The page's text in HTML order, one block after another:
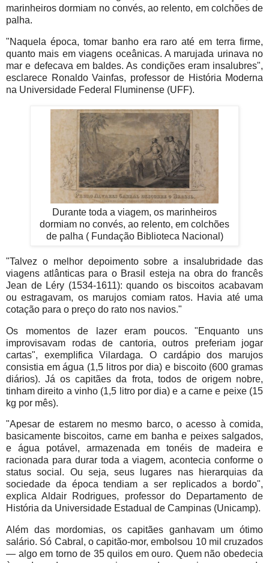
marinheiros dormiam no convés, ao relento, em colchões de
palha.
"Naquela época, tomar banho era raro até em terra firme,
quanto mais em viagens oceânicas. A marujada urinava no
mar e defecava em baldes. As condições eram insalubres",
esclarece Ronaldo Vainfas, professor de História Moderna
na Universidade Federal Fluminense (UFF).
Durante toda a viagem, os marinheiros
dormiam no convés, ao relento, em colchões
de palha ( Fundação Biblioteca Nacional)
"Talvez o melhor depoimento sobre a insalubridade das
viagens atlânticas para o Brasil esteja na obra do francês
Jean de Léry (1534-1611): quando os biscoitos acabavam
ou estragavam, os marujos comiam ratos. Havia até uma
cotação para o preço do rato nos navios."
Os momentos de lazer eram poucos. "Enquanto uns
improvisavam rodas de cantoria, outros preferiam jogar
cartas", exemplifica Vilardaga. O cardápio dos marujos
consistia em água (1,5 litros por dia) e biscoito (600 gramas
diários). Já os capitães da frota, todos de origem nobre,
tinham direito a vinho (1,5 litro por dia) e a carne e peixe (15
kg por mês).
"Apesar de estarem no mesmo barco, o acesso à comida,
basicamente biscoitos, carne em banha e peixes salgados,
e água potável, armazenada em tonéis de madeira e
racionada para durar toda a viagem, acontecia conforme o
status social. Ou seja, seus lugares nas hierarquias da
sociedade da época tendiam a ser replicados a bordo",
explica Aldair Rodrigues, professor do Departamento de
História da Universidade Estadual de Campinas (Unicamp).
Além das mordomias, os capitães ganhavam um ótimo
salário. Só Cabral, o capitão-mor, embolsou 10 mil cruzados
— algo em torno de 35 quilos em ouro. Quem não obedecia